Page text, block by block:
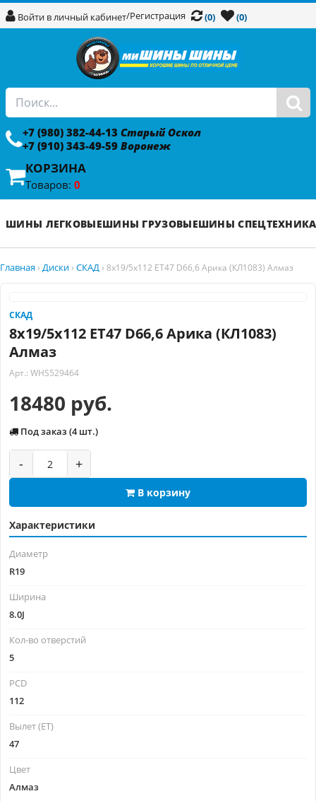
Войти в личный кабинет/Регистрация (0) (0)
+7 (980) 382-44-13 Старый Оскол
+7 (910) 343-49-59 Воронеж
КОРЗИНА
Товаров: 0
ШИНЫ ЛЕГКОВЫЕШИНЫ ГРУЗОВЫЕШИНЫ СПЕЦТЕХНИКА
Главная › Диски › СКАД › 8x19/5x112 ET47 D66,6 Арика (КЛ1083) Алмаз
СКАД
8x19/5x112 ET47 D66,6 Арика (КЛ1083)
Алмаз
Арт.: WHS529464
18480 руб.
Под заказ (4 шт.)
- +
В корзину
Характеристики
Диаметр
R19
Ширина
8.0J
Кол-во отверстий
5
PCD
112
Вылет (ET)
47
Цвет
Алмаз